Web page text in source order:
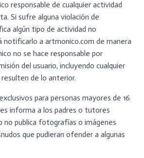
responsable de cualquier actividad
Si sufre alguna violación de
algún tipo de actividad no
notificarlo a artmonico.com de manera
no se hace responsable por
del usuario, incluyendo cualquier
de lo anterior.
para personas mayores de 16
informa a los padres o tutores
no publica fotografías o imágenes
que pudieran ofender a algunas